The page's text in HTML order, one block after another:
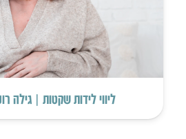
ליווי לידות שקטות | גילה